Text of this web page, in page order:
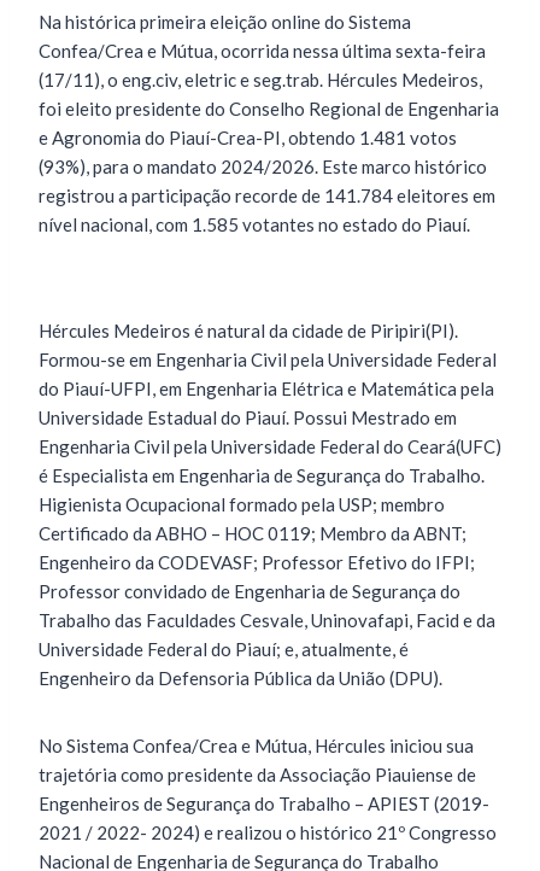
Na histórica primeira eleição online do Sistema
Confea/Crea e Mútua, ocorrida nessa última sexta-feira
(17/11), o eng.civ, eletric e seg.trab. Hércules Medeiros,
foi eleito presidente do Conselho Regional de Engenharia
e Agronomia do Piauí-Crea-PI, obtendo 1.481 votos
(93%), para o mandato 2024/2026. Este marco histórico
registrou a participação recorde de 141.784 eleitores em
nível nacional, com 1.585 votantes no estado do Piauí.
Hércules Medeiros é natural da cidade de Piripiri(PI).
Formou-se em Engenharia Civil pela Universidade Federal
do Piauí-UFPI, em Engenharia Elétrica e Matemática pela
Universidade Estadual do Piauí. Possui Mestrado em
Engenharia Civil pela Universidade Federal do Ceará(UFC)
é Especialista em Engenharia de Segurança do Trabalho.
Higienista Ocupacional formado pela USP; membro
Certificado da ABHO – HOC 0119; Membro da ABNT;
Engenheiro da CODEVASF; Professor Efetivo do IFPI;
Professor convidado de Engenharia de Segurança do
Trabalho das Faculdades Cesvale, Uninovafapi, Facid e da
Universidade Federal do Piauí; e, atualmente, é
Engenheiro da Defensoria Pública da União (DPU).
No Sistema Confea/Crea e Mútua, Hércules iniciou sua
trajetória como presidente da Associação Piauiense de
Engenheiros de Segurança do Trabalho – APIEST (2019-
2021 / 2022- 2024) e realizou o histórico 21º Congresso
Nacional de Engenharia de Segurança do Trabalho